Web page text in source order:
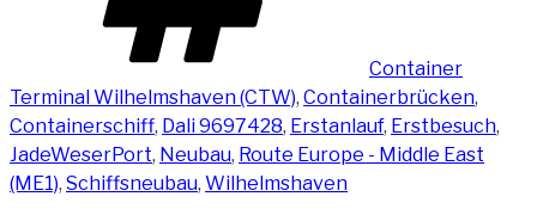
Container
Terminal Wilhelmshaven (CTW), Containerbrücken,
Containerschiff, Dali 9697428, Erstanlauf, Erstbesuch,
JadeWeserPort, Neubau, Route Europe - Middle East
(ME1), Schiffsneubau, Wilhelmshaven